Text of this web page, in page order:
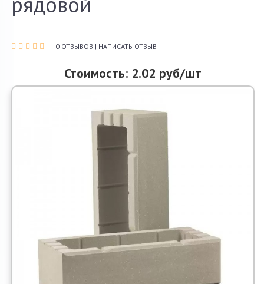
Акции и скидки
Контакты
0 ОТЗЫВОВ | НАПИСАТЬ ОТЗЫВ
Стоимость: 2.02 руб/шт